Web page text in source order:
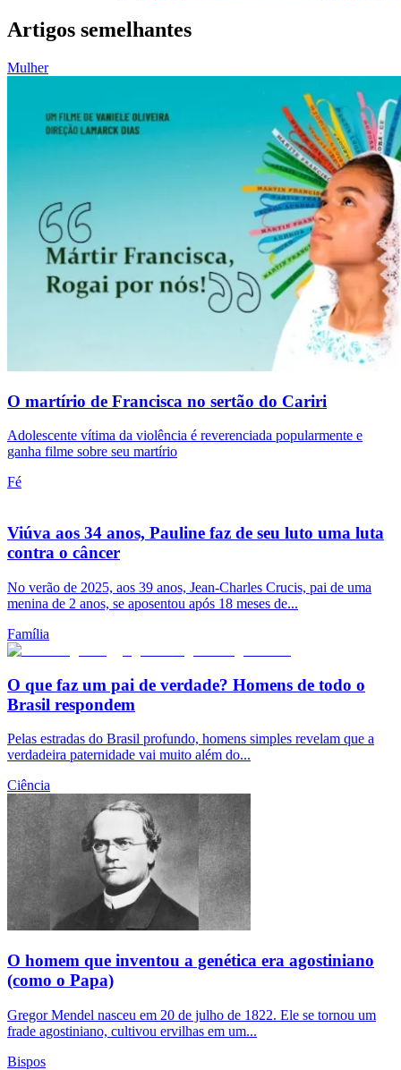
Artigos semelhantes
Mulher
O martírio de Francisca no sertão do Cariri
Adolescente vítima da violência é reverenciada popularmente e
ganha filme sobre seu martírio
Fé
Viúva aos 34 anos, Pauline faz de seu luto uma luta
contra o câncer
No verão de 2025, aos 39 anos, Jean-Charles Crucis, pai de uma
menina de 2 anos, se aposentou após 18 meses de...
Família
O que faz um pai de verdade? Homens de todo o
Brasil respondem
Pelas estradas do Brasil profundo, homens simples revelam que a
verdadeira paternidade vai muito além do...
Ciência
O homem que inventou a genética era agostiniano
(como o Papa)
Gregor Mendel nasceu em 20 de julho de 1822. Ele se tornou um
frade agostiniano, cultivou ervilhas em um...
Bispos